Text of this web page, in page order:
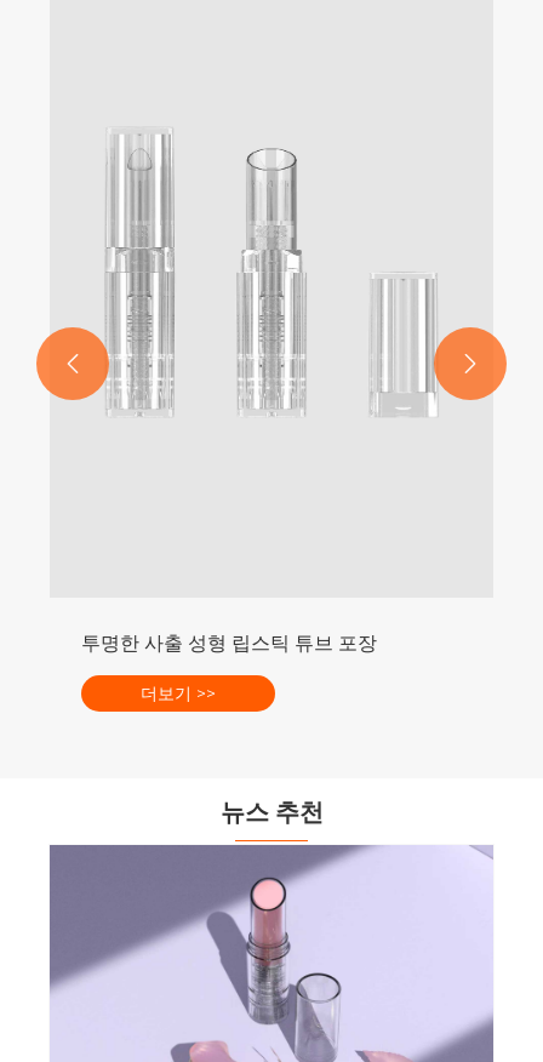
 
뉴스 추천
파우더 메이크업 패키징의 필수 요소 및 현대 화장품